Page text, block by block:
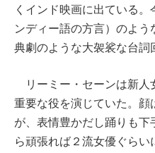
くインド映画に出ている
ンディー語の方言）のよ
典劇のような大袈裟な台詞
リーミー・セーンは新人
重要な役を演じていた。
が、表情豊かだし踊りも
ら頑張れば２流女優ぐらい